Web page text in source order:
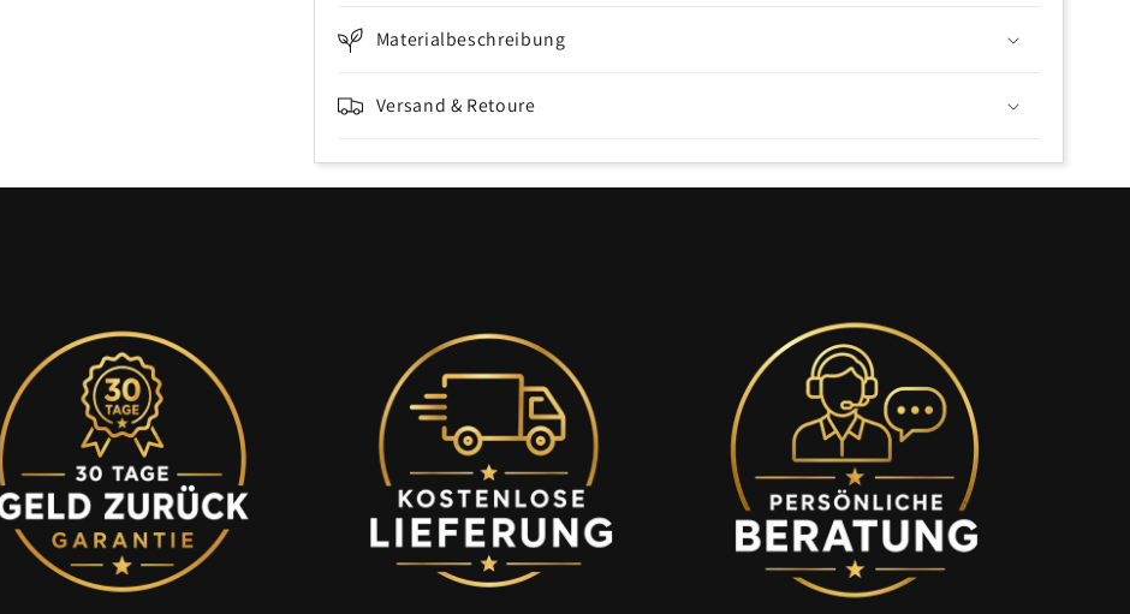
Materialbeschreibung
Versand & Retoure